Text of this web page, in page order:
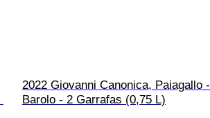
2022 Giovanni Canonica, Paiagallo -
Barolo - 2 Garrafas (0,75 L)